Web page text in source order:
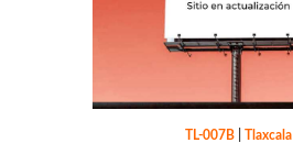
TL-007B Tlaxcala